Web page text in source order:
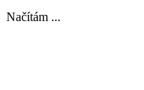
Načítám ...